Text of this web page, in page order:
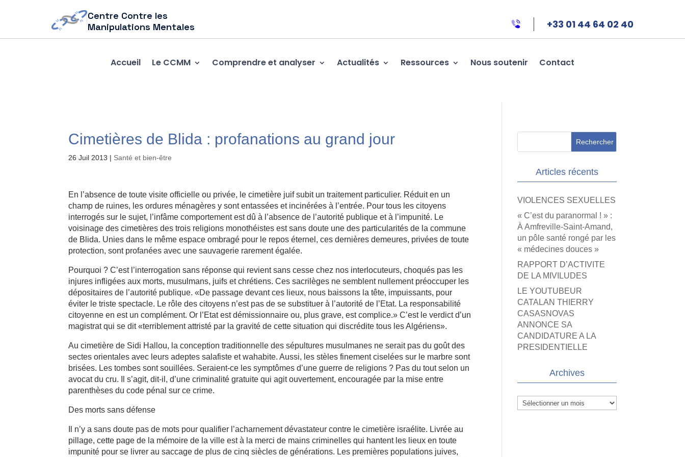
Centre Contre les
Manipulations Mentales
+33 01 44 64 02 40
Accueil Le CCMM Comprendre et analyser Actualités Ressources Nous soutenir Contact
Cimetières de Blida : profanations au grand jour
26 Juil 2013 | Santé et bien-être
En l’absence de toute visite officielle ou privée, le cimetière juif subit un traitement particulier. Réduit en un
champ de ruines, les ordures ménagères y sont entassées et incinérées à l’entrée. Pour tous les citoyens
interrogés sur le sujet, l’infâme comportement est dû à l’absence de l’autorité publique et à l’impunité. Le
voisinage des cimetières des trois religions monothéistes est sans doute une des particularités de la commune
de Blida. Unies dans le même espace ombragé pour le repos éternel, ces dernières demeures, privées de toute
protection, sont profanées avec une sauvagerie rarement égalée.
Pourquoi ? C’est l’interrogation sans réponse qui revient sans cesse chez nos interlocuteurs, choqués pas les
injures infligées aux morts, musulmans, juifs et chrétiens. Ces sacrilèges ne semblent nullement préoccuper les
dépositaires de l’autorité publique. «De passage devant ces lieux, nous baissons la tête, impuissants, pour
éviter le triste spectacle. Le rôle des citoyens n’est pas de se substituer à l’autorité de l’Etat. La responsabilité
citoyenne en est un complément. Or l’Etat est démissionnaire ou, plus grave, est complice.» C’est le verdict d’un
magistrat qui se dit «terriblement attristé par la gravité de cette situation qui discrédite tous les Algériens».
Au cimetière de Sidi Hallou, la conception traditionnelle des sépultures musulmanes ne serait pas du goût des
sectes orientales avec leurs adeptes salafiste et wahabite. Aussi, les stèles finement ciselées sur le marbre sont
brisées. Les tombes sont souillées. Seraient-ce les symptômes d’une guerre de religions ? Pas du tout selon un
avocat du cru. Il s’agit, dit-il, d’une criminalité gratuite qui agit ouvertement, encouragée par la mise entre
parenthèses du code pénal sur ce crime.
Des morts sans défense
Il n’y a sans doute pas de mots pour qualifier l’acharnement dévastateur contre le cimetière israélite. Livrée au
pillage, cette page de la mémoire de la ville est à la merci de mains criminelles qui hantent les lieux en toute
impunité pour se livrer au saccage de plus de cinq siècles de générations. Les premières populations juives,
Articles récents
VIOLENCES SEXUELLES
« C’est du paranormal ! » :
À Amfreville-Saint-Amand,
un pôle santé rongé par les
« médecines douces »
RAPPORT D’ACTIVITE
DE LA MIVILUDES
LE YOUTUBEUR
CATALAN THIERRY
CASASNOVAS
ANNONCE SA
CANDIDATURE A LA
PRESIDENTIELLE
Archives
Archives